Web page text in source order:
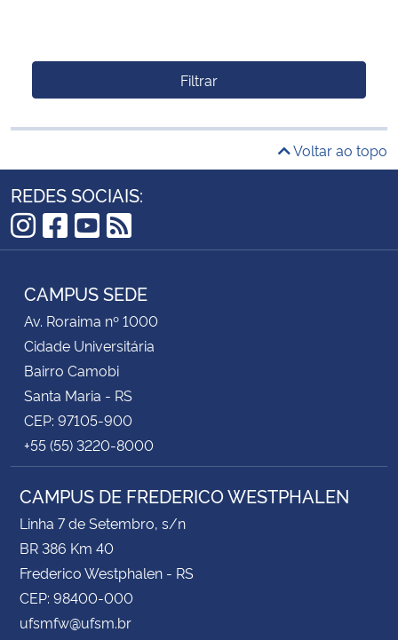
Filtrar
Voltar ao topo
REDES SOCIAIS:
Instagram
Facebook
YouTube
RSS
CAMPUS SEDE
Av. Roraima nº 1000
Cidade Universitária
Bairro Camobi
Santa Maria - RS
CEP: 97105-900
+55 (55) 3220-8000
CAMPUS DE FREDERICO WESTPHALEN
Linha 7 de Setembro, s/n
BR 386 Km 40
Frederico Westphalen - RS
CEP: 98400-000
ufsmfw@ufsm.br